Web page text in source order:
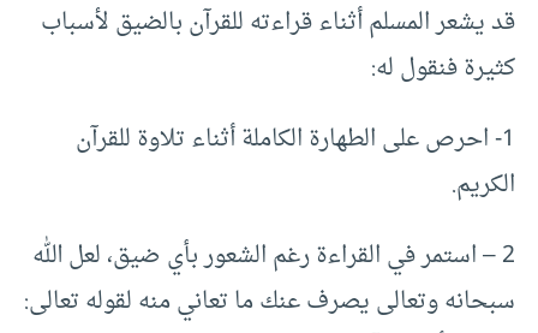
قد يشعر المسلم أثناء قراءته للقرآن بالضيق لأسباب
كثيرة فنقول له:
1- احرص على الطهارة الكاملة أثناء تلاوة للقرآن
الكريم.
2 – استمر في القراءة رغم الشعور بأي ضيق، لعل الله
سبحانه وتعالى يصرف عنك ما تعاني منه لقوله تعالى: